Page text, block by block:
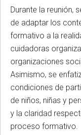
Durante la reunión,
de adaptar los
formativo a la
cuidadoras
organizaciones
Asimismo, se
condiciones de
de niños, niñas y
y la claridad
proceso formativo.